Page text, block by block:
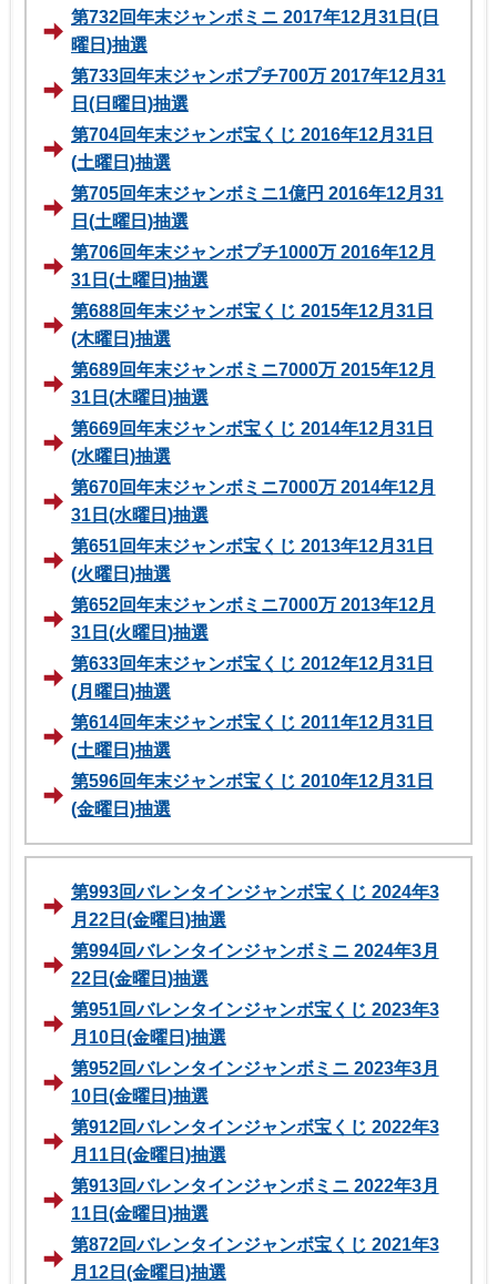
第732回年末ジャンボミニ 2017年12月31日(日
曜日)抽選
第733回年末ジャンボプチ700万 2017年12月31
日(日曜日)抽選
第704回年末ジャンボ宝くじ 2016年12月31日
(土曜日)抽選
第705回年末ジャンボミニ1億円 2016年12月31
日(土曜日)抽選
第706回年末ジャンボプチ1000万 2016年12月
31日(土曜日)抽選
第688回年末ジャンボ宝くじ 2015年12月31日
(木曜日)抽選
第689回年末ジャンボミニ7000万 2015年12月
31日(木曜日)抽選
第669回年末ジャンボ宝くじ 2014年12月31日
(水曜日)抽選
第670回年末ジャンボミニ7000万 2014年12月
31日(水曜日)抽選
第651回年末ジャンボ宝くじ 2013年12月31日
(火曜日)抽選
第652回年末ジャンボミニ7000万 2013年12月
31日(火曜日)抽選
第633回年末ジャンボ宝くじ 2012年12月31日
(月曜日)抽選
第614回年末ジャンボ宝くじ 2011年12月31日
(土曜日)抽選
第596回年末ジャンボ宝くじ 2010年12月31日
(金曜日)抽選
第993回バレンタインジャンボ宝くじ 2024年3
月22日(金曜日)抽選
第994回バレンタインジャンボミニ 2024年3月
22日(金曜日)抽選
第951回バレンタインジャンボ宝くじ 2023年3
月10日(金曜日)抽選
第952回バレンタインジャンボミニ 2023年3月
10日(金曜日)抽選
第912回バレンタインジャンボ宝くじ 2022年3
月11日(金曜日)抽選
第913回バレンタインジャンボミニ 2022年3月
11日(金曜日)抽選
第872回バレンタインジャンボ宝くじ 2021年3
月12日(金曜日)抽選